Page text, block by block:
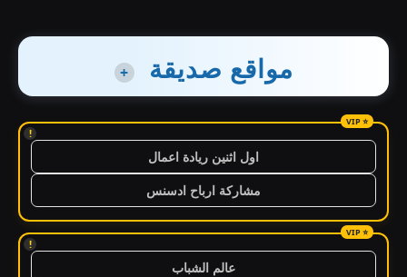
مواقع صديقة +
!
اول اثنين ريادة اعمال
مشاركة ارباح ادسنس
!
عالم الشباب